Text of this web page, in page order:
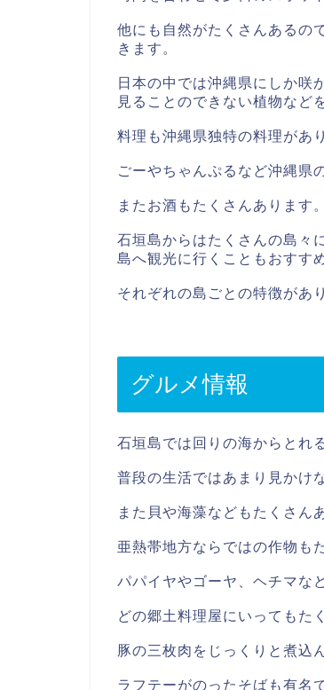
他にも自然がたくさんあるの
きます。
日本の中では沖縄県にしか咲
見ることのできない植物など
料理も沖縄県独特の料理があ
ごーやちゃんぷるなど沖縄県
またお酒もたくさんあります。
石垣島からはたくさんの島々
島へ観光に行くこともおすす
それぞれの島ごとの特徴があ
グルメ情報
石垣島では回りの海からとれ
普段の生活ではあまり見かけ
また貝や海藻などもたくさん
亜熱帯地方ならではの作物も
パパイヤやゴーヤ、ヘチマな
どの郷土料理屋にいってもた
豚の三枚肉をじっくりと煮込
ラフテーがのったそばも有名